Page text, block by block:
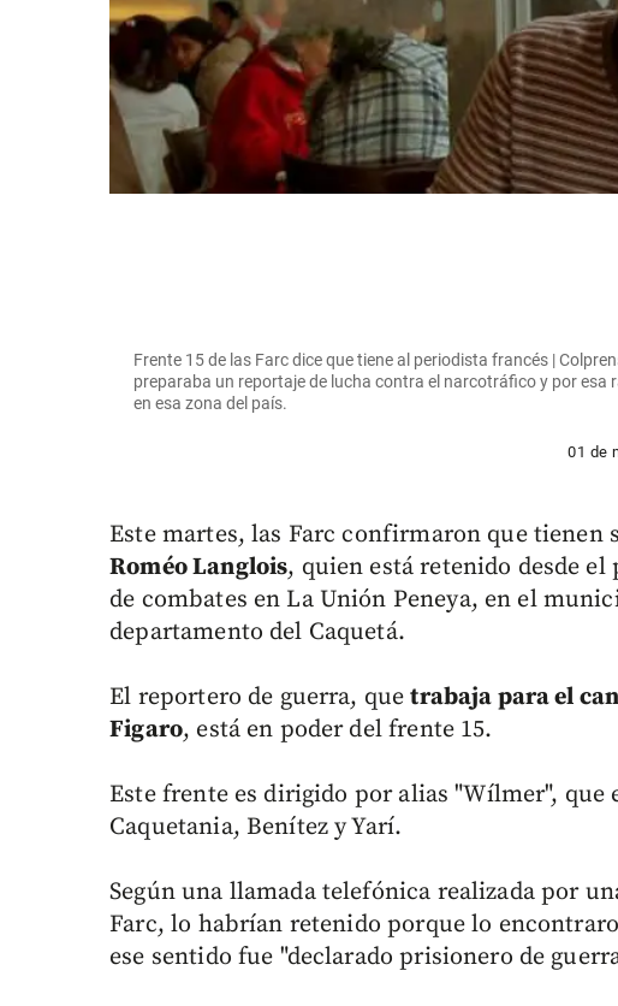
Frente 15 de las Farc dice que tiene al periodista francés |
preparaba un reportaje de lucha contra el narcotráfico y por esa
en esa zona del país.
01 de
Este martes, las Farc confirmaron que tienen
Roméo Langlois, quien está retenido desde el
de combates en La Unión Peneya, en el
departamento del Caquetá.
El reportero de guerra, quetrabaja para el
Figaro, está en poder del frente 15.
Este frente es dirigido por alias "Wílmer", que
Caquetania, Benítez y Yarí.
Según una llamada telefónica realizada por
Farc, lo habrían retenido porque lo
ese sentido fue "declarado prisionero de